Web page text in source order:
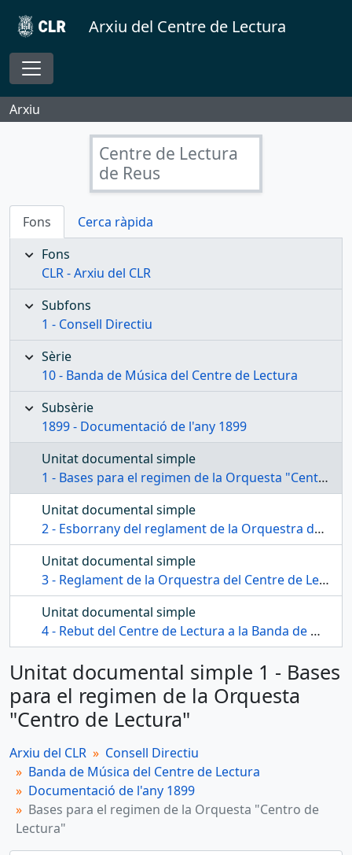
Skip to main content
Arxiu del Centre de Lectura
Toggle navigation
Arxiu
Centre de Lectura
de Reus
Fons
Cerca ràpida
Fons
CLR - Arxiu del CLR
Subfons
1 - Consell Directiu
Sèrie
10 - Banda de Música del Centre de Lectura
Subsèrie
1899 - Documentació de l'any 1899
Unitat documental simple
1 - Bases para el regimen de la Orquesta "Centro de Lectura"
Unitat documental simple
2 - Esborrany del reglament de la Orquestra del Centre de Lectura
Unitat documental simple
3 - Reglament de la Orquestra del Centre de Lectura
Unitat documental simple
4 - Rebut del Centre de Lectura a la Banda de Música
Unitat documental simple 1 - Bases
para el regimen de la Orquesta
"Centro de Lectura"
Arxiu del CLR
Consell Directiu
Banda de Música del Centre de Lectura
Documentació de l'any 1899
Bases para el regimen de la Orquesta "Centro de
Lectura"